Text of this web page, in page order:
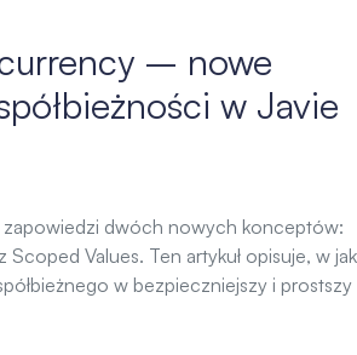
– nowe
w Javie
zapowiedzi dwóch nowych konceptów:
Values. Ten artykuł opisuje, w
w bezpieczniejszy i